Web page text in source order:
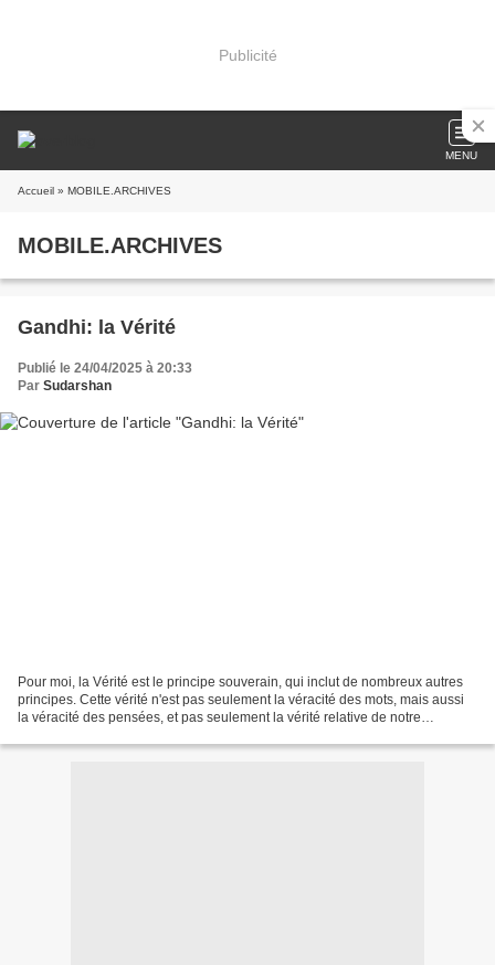
Publicité
MENU
Accueil » MOBILE.ARCHIVES
MOBILE.ARCHIVES
Gandhi: la Vérité
Publié le 24/04/2025 à 20:33
Par Sudarshan
Pour moi, la Vérité est le principe souverain, qui inclut de nombreux autres
principes. Cette vérité n'est pas seulement la véracité des mots, mais aussi
la véracité des pensées, et pas seulement la vérité relative de notre